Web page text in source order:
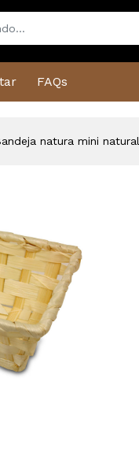
FAQs
natura mini natural